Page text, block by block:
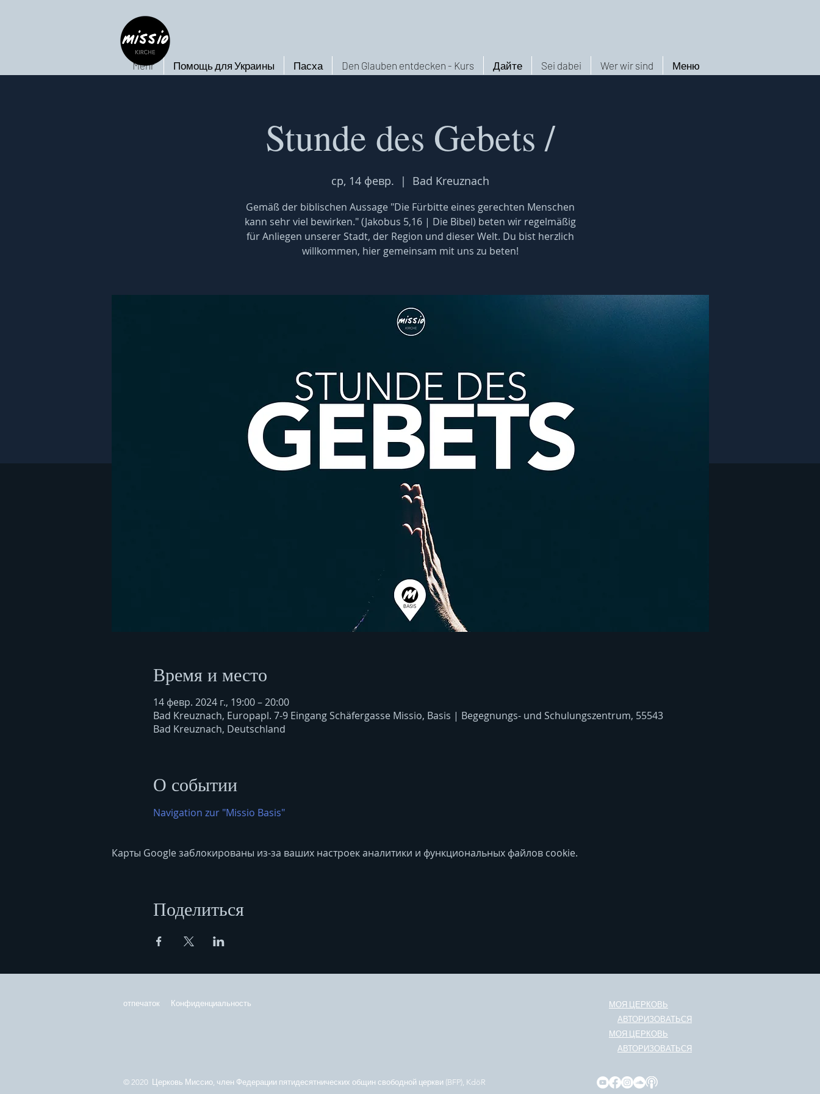
Меню
Wer wir sind
Sei dabei
Дайте
Den Glauben entdecken - Kurs
Пасха
Помощь для Украины
Mehr
Stunde des Gebets /
ср, 14 февр.
  |
Bad Kreuznach
Gemäß der biblischen Aussage "Die Fürbitte eines gerechten Menschen
kann sehr viel bewirken." (Jakobus 5,16 | Die Bibel) beten wir regelmäßig
für Anliegen unserer Stadt, der Region und dieser Welt. Du bist herzlich
willkommen, hier gemeinsam mit uns zu beten!
Время и место
14 февр. 2024 г., 19:00 – 20:00
Bad Kreuznach, Europapl. 7-9 Eingang Schäfergasse Missio, Basis | Begegnungs- und Schulungszentrum, 55543
Bad Kreuznach, Deutschland
О событии
Navigation zur "Missio Basis"
Карты Google заблокированы из-за ваших настроек аналитики и функциональных файлов cookie.
Поделиться
отпечаток Конфиденциальность
МОЯ ЦЕРКОВЬ
АВТОРИЗОВАТЬСЯ
МОЯ ЦЕРКОВЬ
АВТОРИЗОВАТЬСЯ
© 2020 Церковь Миссио, член Федерации пятидесятнических общин свободной церкви (BFP), KdöR